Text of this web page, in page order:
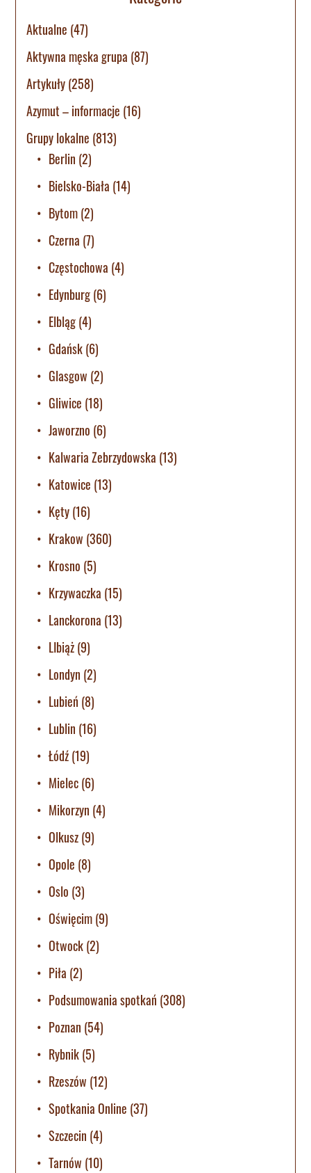
Aktualne (47)
Aktywna męska grupa (87)
Artykuły(258)
Azymut – informacje (16)
Grupy lokalne (813)
Berlin (2)
Bielsko-Biała (14)
Bytom(2)
Czerna (7)
Częstochowa (4)
Edynburg(6)
Elbląg(4)
Gdańsk(6)
Glasgow (2)
Gliwice (18)
Jaworzno (6)
Kalwaria Zebrzydowska (13)
Katowice (13)
Kęty(16)
Krakow (360)
Krosno (5)
Krzywaczka (15)
Lanckorona (13)
LIbiąż(9)
Londyn (2)
Lubień (8)
Lublin (16)
Łódź(19)
Mielec(6)
Mikorzyn (4)
Olkusz(9)
Opole (8)
Oslo (3)
Oświęcim(9)
Otwock(2)
Piła (2)
Podsumowania spotkań (308)
Poznan (54)
Rybnik(5)
Rzeszów (12)
Spotkania Online (37)
Szczecin (4)
Tarnów (10)